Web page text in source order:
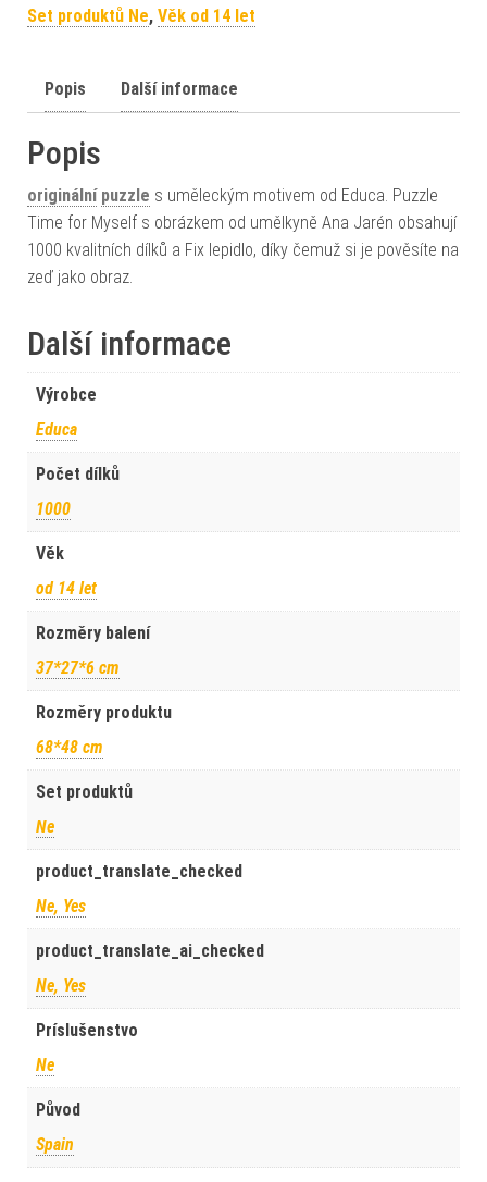
Set produktů Ne, Věk od 14 let
Popis Další informace
Popis
originální puzzle s uměleckým motivem od Educa. Puzzle
Time for Myself s obrázkem od umělkyně Ana Jarén obsahují
1000 kvalitních dílků a Fix lepidlo, díky čemuž si je pověsíte na
zeď jako obraz.
Další informace
Výrobce
Educa
Počet dílků
1000
Věk
od 14 let
Rozměry balení
37*27*6 cm
Rozměry produktu
68*48 cm
Set produktů
Ne
product_translate_checked
Ne, Yes
product_translate_ai_checked
Ne, Yes
Príslušenstvo
Ne
Původ
Spain